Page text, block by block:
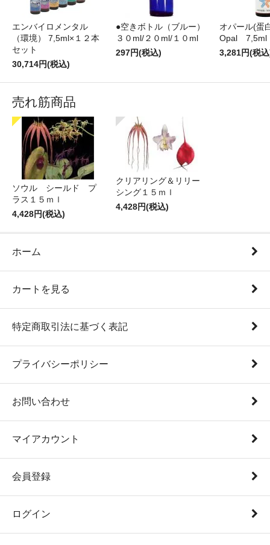
エンバイロメンタル
（環境） 7,5ml×１２本
セット
30,714円(税込)
●空きボトル（ブルー）
３０ml/２０ml/１０ml
297円(税込)
オパール(蛋
Opal 7,5ml
3,281円(税
売れ筋商品
ソウル シールド プ
ラス１５ｍｌ
4,428円(税込)
クリアリング＆リリー
シング１５ｍｌ
4,428円(税込)
ホーム
カートを見る
特定商取引法に基づく表記
プライバシーポリシー
お問い合わせ
マイアカウント
会員登録
ログイン